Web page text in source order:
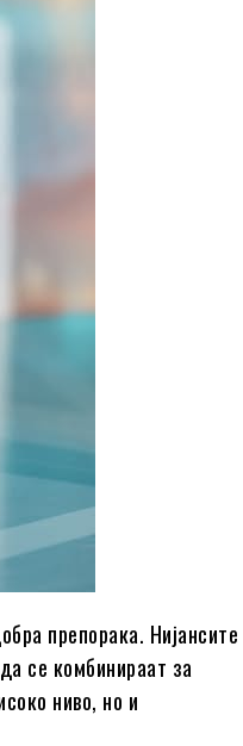
препорака. Нијансите
се комбинираат за
ниво, но и